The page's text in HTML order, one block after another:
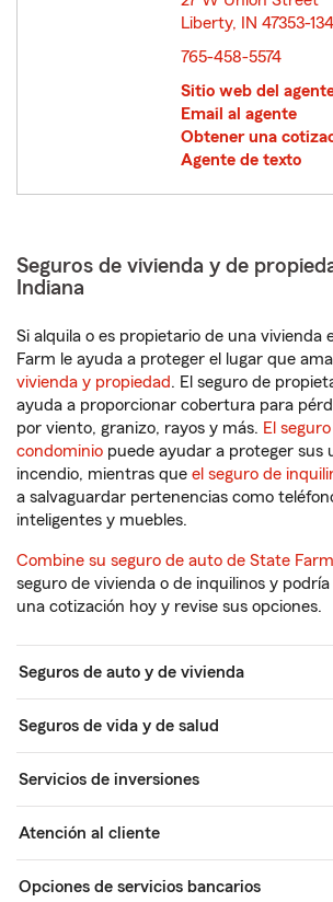
Liberty, IN 47353-
765-458-5574
Sitio web del
Email al agente
Obtener una
Agente de texto
Seguros de vivienda y de
Indiana
Si alquila o es propietario de una vivienda
Farm le ayuda a proteger el lugar que
vivienda y propiedad. El seguro de
ayuda a proporcionar cobertura para
por viento, granizo, rayos y más. El
condominio puede ayudar a proteger sus
incendio, mientras que el seguro de
a salvaguardar pertenencias como
inteligentes y muebles.
Combine su seguro de auto de State Farm
seguro de vivienda o de inquilinos y
una cotización hoy y revise sus opciones.
Seguros de auto y de vivienda
Seguros de vida y de salud
Servicios de inversiones
Atención al cliente
Opciones de servicios bancarios